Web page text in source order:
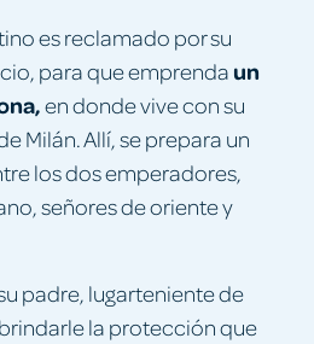
es reclamado por su
para que emprenda un
en donde vive con su
Milán. Allí, se prepara un
los dos emperadores,
señores de oriente y
padre, lugarteniente de
la protección que